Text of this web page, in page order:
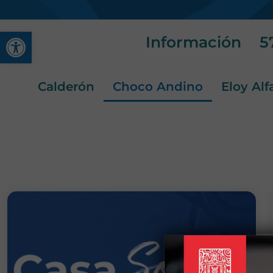
Abrir barra de Información
Calderón Choco Andino Eloy